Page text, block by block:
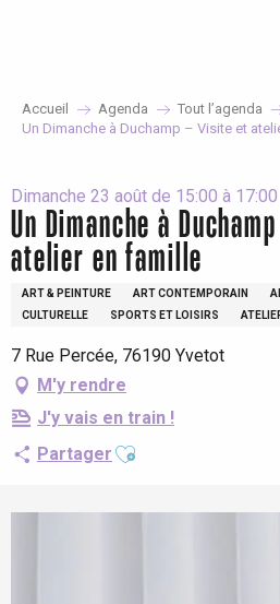
Accueil Agenda Tout l’agenda
Un Dimanche à Duchamp – Visite et
Dimanche 23 août de 15:00 à 17:00
Un Dimanche à
atelier en famille
ART & PEINTURE ART CONTEMPORAIN
CULTURELLE
SPORTS ET LOISIRS
7 Rue Percée, 76190 Yvetot
M'y rendre
J'y vais en train !
Partager Ajouter aux favoris